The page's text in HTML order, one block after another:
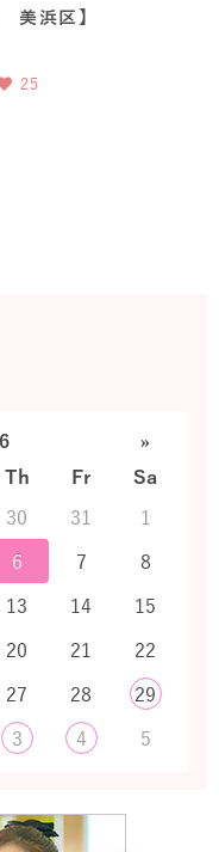
美浜区】
25
»
Th Fr
Sa
30 31
1
6 7
8
13 14
15
20 21
22
27 28
29
3 4 5